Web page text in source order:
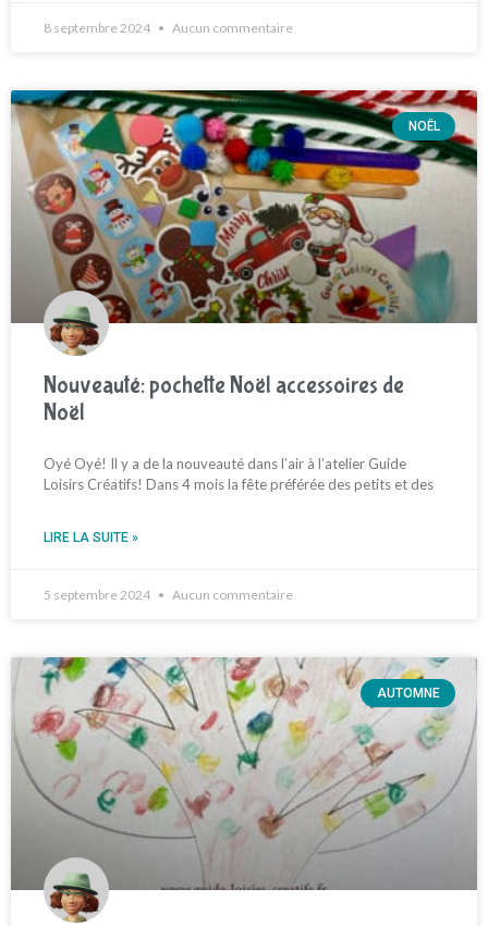
8 septembre 2024 Aucun commentaire
NOËL
Nouveauté: pochette Noël accessoires de
Noël
Oyé Oyé! Il y a de la nouveauté dans l’air à l’atelier Guide
Loisirs Créatifs! Dans 4 mois la fête préférée des petits et des
LIRE LA SUITE »
5 septembre 2024 Aucun commentaire
AUTOMNE